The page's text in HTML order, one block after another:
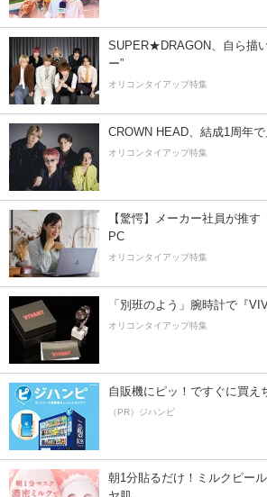
SUPER★DRAGON、自ら描
ー”
オリコンタイアップ特集
CROWN HEAD、結成1周年
オリコンタイアップ特集
【驚愕】メーカー社員が推
PC
オリコンタイアップ特集
「別班のよう」腕時計で『
オリコンタイアップ特集
自販機にピッ！ですぐに買え
（PR）ジハンピ
朝1分貼るだけ！ミルクピー